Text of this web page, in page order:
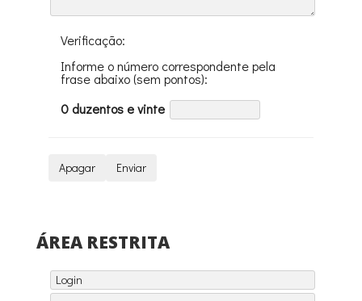
Verificação:
Informe o número correspondente pela
frase abaixo (sem pontos):
0 duzentos e vinte
ÁREA RESTRITA